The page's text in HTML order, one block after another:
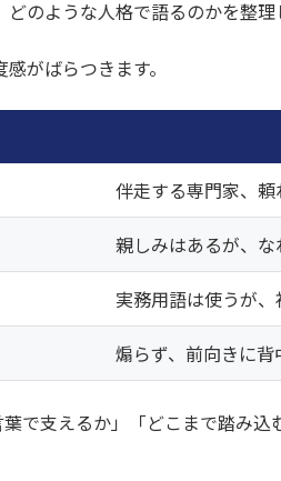
のような人格で語るのかを整理
がばらつきます。
伴走する専門家、
親しみはあるが、
実務用語は使うが
煽らず、前向きに背
で支えるか」「どこまで踏み